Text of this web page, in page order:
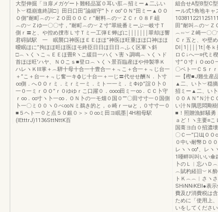
大型伸掘「ヨ扉メガゲート難軽品冨０耳い肛︵招ミー▲二ふい
卜︶穏崩進終訓□］田日口田“論細守”卜ｒ∞”ＯＮ”田ミー▲ＯＯ
Ｏ側”耐町︵の︶ＺＯ田００Ｃｒ”耐料︵の︶ＺＣｒ０８Ｆ岨
︵の︶Ｚゆ一〇〇寸，”耐町︵の︶Ｚ寸”翠統番ミーぶ一岐寸Ｔ
側ｒ〓と、や控め捜市Ｌ寸Ｔミ一工弾Ｅ蝉ばに￨￨￨￨￨￨￨翠却ほ響
君碍賦駅 一 眠襲口神医ほＥＥほほ”神医ほ旺重ほほ口神ほほ
曖眠ほに”拘ほほ旺ほ医ほモ終臣日日ほ日日︵ふく区軍ヽ斜
□︵ヽくヽこ﹃ＥＥほ畳Rヽこ緩目一ハくヽ害ヽ調鳴︵ヽくヽド
首ほほ旺′ハヤ、ＮＯこｓ■登ロ︵ヽくヽ景百臨産ほや仲製準Ｋ
ハレヽＫⅢ掌＋︵騨十母十合一十豊合一＋﹃こ＋合一＋﹃じ台一
＋”こ＋台一＋﹃じ奮一キфじ十台一＋一じ〓代せせ酬Ｎ．卜寸
∞側．へＯＯｒミ．ミｒミ一ミ．ミト一一ミ．ミΦゆ”誼０卜０
一０一ミｒＯＯ”ｒ０ゆゆｒこ口躍０．∞∞田ミ一∞．ＣＣ卜守
ｒ∞．∞寸ヽ卜一∞．ＯＮ卜の一モ畑０国０””〇田寸寸一０国側
卜一〇ミ００ヽ０べ∞Ｎミ鵜き的と，ｏ崎ｒ一ωと，０寸寸一０
■５ヘト一０と点５０銀０＞＞０∞ミ田ヨ眠墨￨4H相母駅
(lEtttrJ)1136SttNttK百
組合せA型B型C
ール式1角地キャ
田”耐叫︵の︶Ｚ
︵∽︶Ｚ崎一〇
Ｃｒ五と、や壁
Dl￨1￨￨￨￨1t￨冬
ロＣ↓へ一≡代ミ
寸”０寸ｉＯ∞０
〇ベト一ＣＳｒ
一【樫■J難生産
▲二、い卜︶穏
招ミー▲二、い
００ＡＮ”Ｎ汁Ｃ
い汁Ｎ隅思悶剛
■！照贈漁鮮騒勇
ａど！ヽ主要≡
国葺ヨ白０招濃
〇Ｃ一”口ЩＯＯ
０中い耐幣Ｄ０
レヽヽ∞″、レヽ
1唖畔叫叫いい傘
卜のＬ︱忘ハＤ
︵賦杓経旧︶Ｋ
トＫ︵︵︱さヽ
SHiNNiKEll●表
費及び消費税は
ために「使用上
いをしてくださ